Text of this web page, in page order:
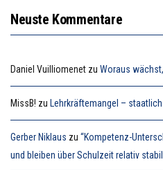
Neuste Kommentare
Daniel Vuilliomenet zu Woraus
MissB! zu Lehrkräftemangel –
Gerber Niklaus zu “Kompetenz-
und bleiben über Schulzeit relativ